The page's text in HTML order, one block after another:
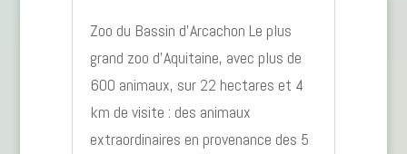
Zoo du Bassin d’Arcachon Le plus
grand zoo d’Aquitaine, avec plus de
600 animaux, sur 22 hectares et 4
km de visite : des animaux
extraordinaires en provenance des 5